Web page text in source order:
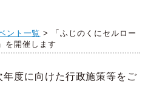
ント一覧 > 「ふじのくにセルロー
を開催します
度に向けた行政施策等をご